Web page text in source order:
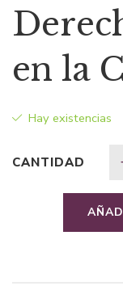
en la
Hay existencias
CANTIDAD